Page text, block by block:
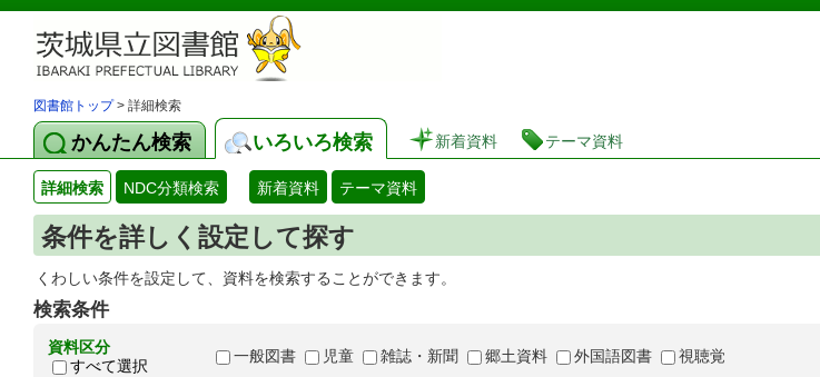
茨城県立図書館 蔵書検索・予約システム
図書館トップ> 詳細検索
かんたん検索 いろいろ検索 新着資料 テーマ資料
詳細検索 NDC分類検索 新着資料 テーマ資料
条件を詳しく設定して探す
くわしい条件を設定して、資料を検索することができます。
検索条件
資料区分
すべて選択
一般図書 児童 雑誌・新聞 郷土資料 外国語図書 視聴覚